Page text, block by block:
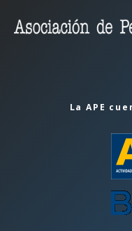
La APE